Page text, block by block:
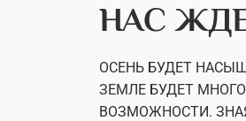
НАС
ОСЕНЬ БУДЕТ
ЗЕМЛЕ БУДЕТ
ВОЗМОЖНОСТИ.